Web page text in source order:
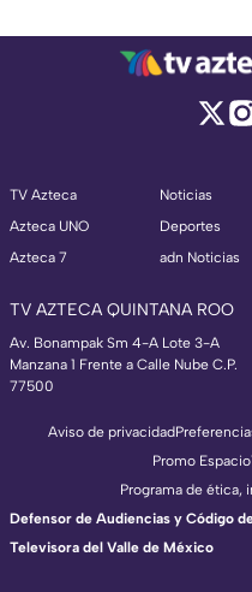
TV Azteca
Azteca UNO
Azteca 7
Noticias
Deportes
adn Noticias
TV AZTECA QUINTANA ROO
Av. Bonampak Sm 4-A Lote 3-A
Manzana 1 Frente a Calle Nube C.P.
77500
Aviso de privacidad
Promo Espacio
Programa de ética,
Defensor de Audiencias y Código
Televisora del Valle de México